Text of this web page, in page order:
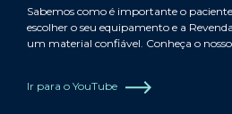
Sabemos como é importante o
escolher o seu equipamento e a
um material confiável. Conheça o
Ir para o YouTube